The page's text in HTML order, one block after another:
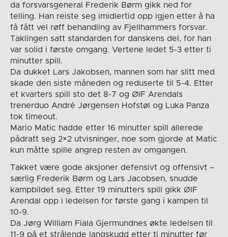
da forsvarsgeneral Frederik Børm gikk ned for
telling. Han reiste seg imidlertid opp igjen etter å ha
få fått vel røff behandling av Fjellhammers forsvar.
Taklingen satt standarden for danskens del, for han
var solid i første omgang. Vertene ledet 5-3 etter ti
minutter spill.
Da dukket Lars Jakobsen, mannen som har slitt med
skade den siste måneden og reduserte til 5-4. Etter
et kvarters spill sto det 8-7 og ØIF Arendals
trenerduo André Jørgensen Hofstøl og Luka Panza
tok timeout.
Mario Matic hadde etter 16 minutter spill allerede
pådratt seg 2×2 utvisninger, noe som gjorde at Matic
kun måtte spille angrep resten av omgangen.
Takket være gode aksjoner defensivt og offensivt –
særlig Frederik Børm og Lars Jacobsen, snudde
kampbildet seg. Etter 19 minutters spill gikk ØIF
Arendal opp i ledelsen for første gang i kampen til
10-9.
Da Jørg William Fiala Gjermundnes økte ledelsen til
11-9 på et strålende langskudd etter ti minutter før